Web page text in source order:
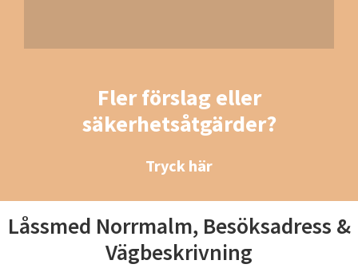
Fler förslag eller
säkerhetsåtgärder?
Tryck här
Låssmed Norrmalm, Besöksadress &
Vägbeskrivning